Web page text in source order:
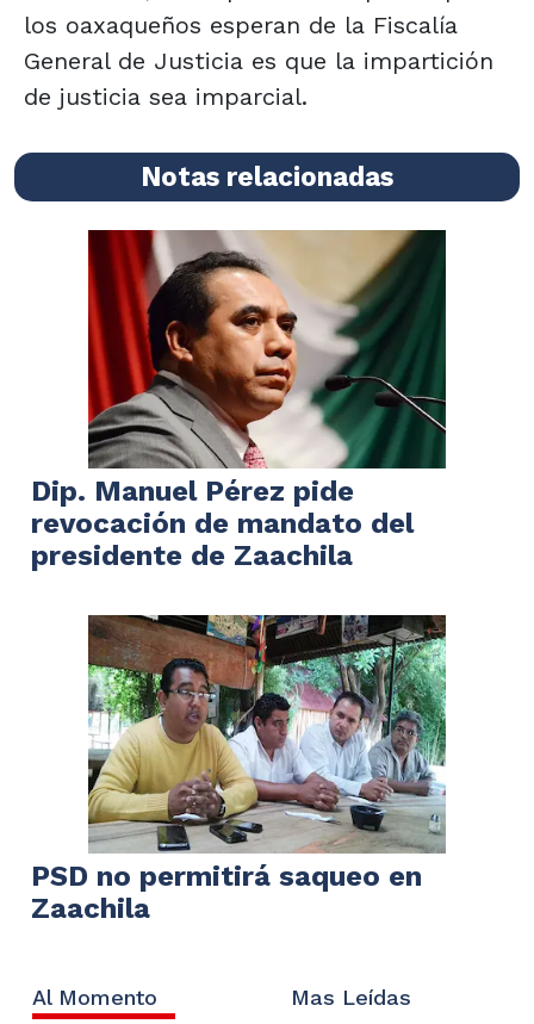
los oaxaqueños esperan de la Fiscalía
General de Justicia es que la impartición
de justicia sea imparcial.
Notas relacionadas
Dip. Manuel Pérez pide
revocación de mandato del
presidente de Zaachila
PSD no permitirá saqueo en
Zaachila
Al Momento Mas Leídas